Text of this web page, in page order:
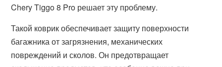
Chery Tiggo 8 Pro решает эту проблему.
Такой коврик обеспечивает защиту поверхности
багажника от загрязнения, механических
повреждений и сколов. Он предотвращает